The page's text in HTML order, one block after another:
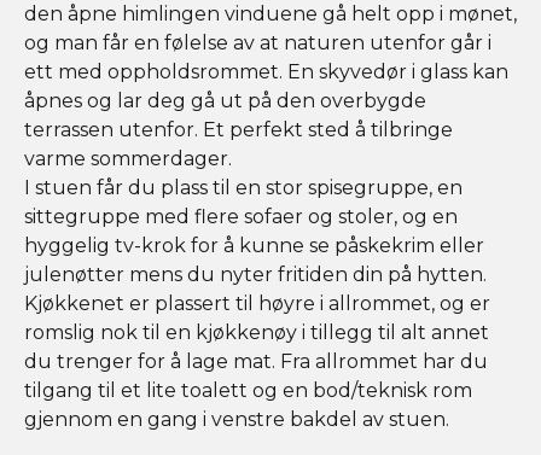
den åpne himlingen vinduene gå helt opp i mønet,
og man får en følelse av at naturen utenfor går i
ett med oppholdsrommet. En skyvedør i glass kan
åpnes og lar deg gå ut på den overbygde
terrassen utenfor. Et perfekt sted å tilbringe
varme sommerdager.
I stuen får du plass til en stor spisegruppe, en
sittegruppe med flere sofaer og stoler, og en
hyggelig tv-krok for å kunne se påskekrim eller
julenøtter mens du nyter fritiden din på hytten.
Kjøkkenet er plassert til høyre i allrommet, og er
romslig nok til en kjøkkenøy i tillegg til alt annet
du trenger for å lage mat. Fra allrommet har du
tilgang til et lite toalett og en bod/teknisk rom
gjennom en gang i venstre bakdel av stuen.